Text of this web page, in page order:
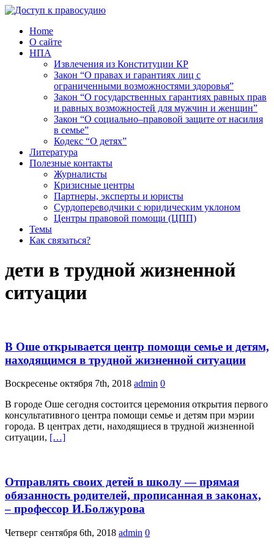
Home
О сайте
НПА
Извлечения из Конституции КР
Закон “О правах и гарантиях лиц с
ограниченными возможностями здоровья”
Закон “О государственных гарантиях равных прав
и равных возможностей для мужчин и женщин”
Закон “О социально–правовой защите от насилия
в семье”
Кодекс “О детях”
Литература
Полезные контакты
Журналисты
Кризисные центры
Партнеры, эксперты и юристы
Сурдопереводчики с юридическим уклоном
Центры правовой помощи (ЦПП)
Темы
Как связаться?
дети в трудной жизненной
ситуации
В Оше открывается центр помощи семье и детям,
находящимся в трудной жизненной ситуации
Воскресенье октября 7th, 2018 admin 0
В городе Оше сегодня состоится церемония открытия первого
консультативного центра помощи семье и детям при мэрии
города. В центрах дети, находящиеся в трудной жизненной
ситуации, […]
Отправлять своих детей в школу — прямая
обязанность родителей, прописанная в законах,
– профессор И.Болжурова
Четверг сентября 6th, 2018 admin 0